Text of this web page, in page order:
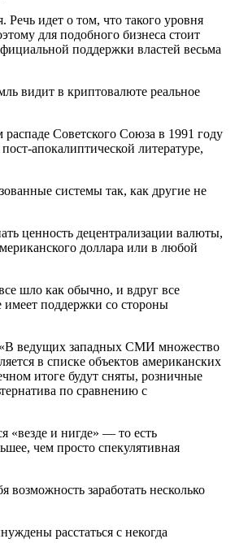
Речь идет о том, что такого уровня
для подобного бизнеса стоит
поддержки властей весьма
видит в криптовалюте реальное
Советского Союза в 1991 году
апокалиптической литературе,
системы так, как другие не
ценность децентрализации валюты,
доллара или в любой
шло как обычно, и вдруг все
имеет поддержки со стороны
«В ведущих западных СМИ множество
в списке объектов американских
итоге будут сняты, розничные
по сравнению с
«везде и нигде» — то есть
чем просто спекулятивная
заработать несколько
расстаться с некогда